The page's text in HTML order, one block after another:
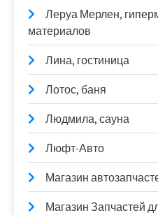
Леруа Мерлен,
материалов
Лина, гостиница
Лотос, баня
Людмила, сауна
Люфт-Авто
Магазин
Магазин Запчастей